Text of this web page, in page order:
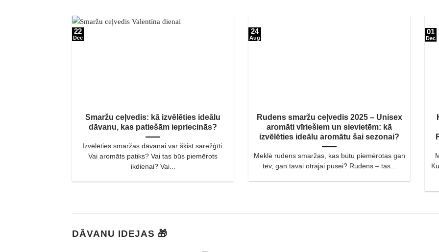
Smaržu ceļvedis: kā izvēlēties ideālu
dāvanu, kas patiešām iepriecinās?
Izvēlēties smaržas dāvanai var šķist sarežģīti.
Vai aromāts patiks? Vai tas būs piemērots
ikdienai? Vai...
22
Dec
Rudens smaržu ceļvedis 2025 – Unisex
aromāti vīriešiem un sievietēm: kā
izvēlēties ideālu aromātu šai sezonai?
Meklē rudens smaržas, kas būtu piemērotas gan
tev, gan tavai otrajai pusei? Rudens – tas...
24
Aug
01
Dec
DĀVANU IDEJAS 🎁